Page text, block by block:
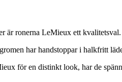
är ronerna LeMieux ett kvalitetsval.
har handstoppar i halkfritt
för en distinkt look, har de